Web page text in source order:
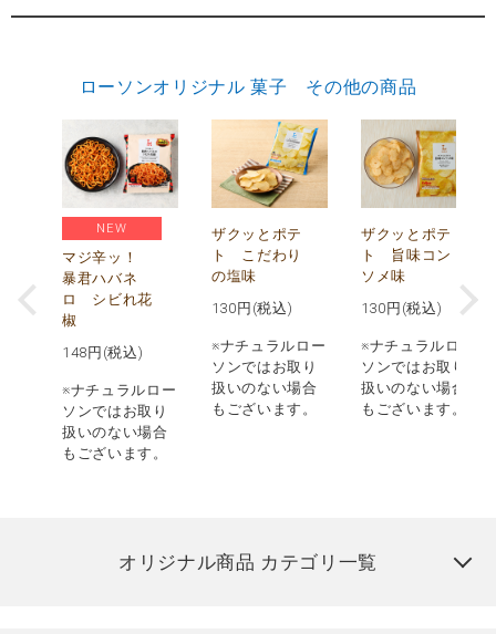
ローソンオリジナル 菓子 その他の商品
NEW
マジ辛ッ！
暴君ハバネ
ロ シビれ花
椒
148 円(税込)
※ナチュラルロー
ソンではお取り
扱いのない場合
もございます。
ザクッとポテ
ト こだわり
の塩味
130 円(税込)
※ナチュラルロー
ソンではお取り
扱いのない場合
もございます。
ザクッとポテ
ト 旨味コン
ソメ味
130 円(税込)
※ナチュラルロー
ソンではお取り
扱いのない場合
もございます。
オリジナル商品 カテゴリ一覧